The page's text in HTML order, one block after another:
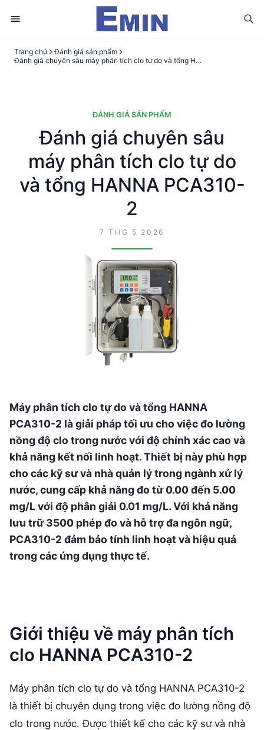
Trang chủ
Đánh giá sản phẩm
Đánh giá chuyên sâu máy phân tích clo tự do và tổng HANNA PCA310-2
ĐÁNH GIÁ SẢN PHẨM
Đánh giá chuyên sâu
máy phân tích clo tự do
và tổng HANNA PCA310-
2
7 THG 5 2026
Máy phân tích clo tự do và tổng HANNA
PCA310-2 là giải pháp tối ưu cho việc đo lường
nồng độ clo trong nước với độ chính xác cao và
khả năng kết nối linh hoạt. Thiết bị này phù hợp
cho các kỹ sư và nhà quản lý trong ngành xử lý
nước, cung cấp khả năng đo từ 0.00 đến 5.00
mg/L với độ phân giải 0.01 mg/L. Với khả năng
lưu trữ 3500 phép đo và hỗ trợ đa ngôn ngữ,
PCA310-2 đảm bảo tính linh hoạt và hiệu quả
trong các ứng dụng thực tế.
Giới thiệu về máy phân tích
clo HANNA PCA310-2
Máy phân tích clo tự do và tổng HANNA PCA310-2
là thiết bị chuyên dụng trong việc đo lường nồng độ
clo trong nước. Được thiết kế cho các kỹ sư và nhà